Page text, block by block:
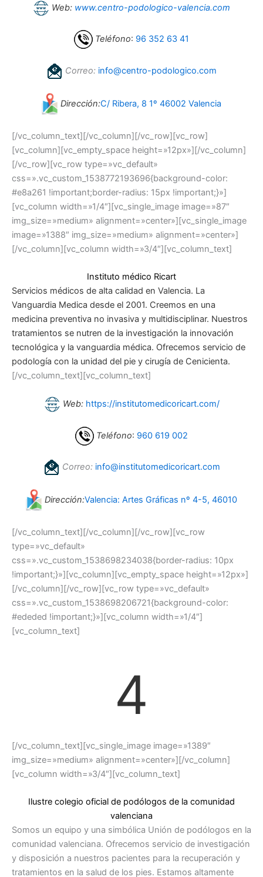
Web: www.centro-podologico-valencia.com
Teléfono: 96 352 63 41
Correo: info@centro-podologico.com
Dirección:C/ Ribera, 8 1º 46002 Valencia
[/vc_column_text][/vc_column][/vc_row][vc_row]
[vc_column][vc_empty_space height=»12px»][/vc_column]
[/vc_row][vc_row type=»vc_default»
css=».vc_custom_1538772193696{background-color:
#e8a261 !important;border-radius: 15px !important;}»]
[vc_column width=»1/4″][vc_single_image image=»87″
img_size=»medium» alignment=»center»][vc_single_image
image=»1388″ img_size=»medium» alignment=»center»]
[/vc_column][vc_column width=»3/4″][vc_column_text]
Instituto médico Ricart
Servicios médicos de alta calidad en Valencia. La
Vanguardia Medica desde el 2001. Creemos en una
medicina preventiva no invasiva y multidisciplinar. Nuestros
tratamientos se nutren de la investigación la innovación
tecnológica y la vanguardia médica. Ofrecemos servicio de
podología con la unidad del pie y cirugía de Cenicienta.
[/vc_column_text][vc_column_text]
Web: https://institutomedicoricart.com/
Teléfono: 960 619 002
Correo: info@institutomedicoricart.com
Dirección:Valencia: Artes Gráficas nº 4-5, 46010
[/vc_column_text][/vc_column][/vc_row][vc_row
type=»vc_default»
css=».vc_custom_1538698234038{border-radius: 10px
!important;}»][vc_column][vc_empty_space height=»12px»]
[/vc_column][/vc_row][vc_row type=»vc_default»
css=».vc_custom_1538698206721{background-color:
#ededed !important;}»][vc_column width=»1/4″]
[vc_column_text]
4
[/vc_column_text][vc_single_image image=»1389″
img_size=»medium» alignment=»center»][/vc_column]
[vc_column width=»3/4″][vc_column_text]
Ilustre colegio oficial de podólogos de la comunidad
valenciana
Somos un equipo y una simbólica Unión de podólogos en la
comunidad valenciana. Ofrecemos servicio de investigación
y disposición a nuestros pacientes para la recuperación y
tratamientos en la salud de los pies. Estamos altamente